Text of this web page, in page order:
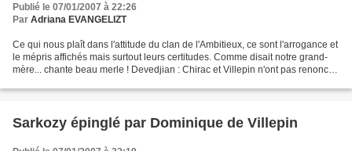
Publié le 07/01/2007 à 22:26
Par Adriana EVANGELIZT
Ce qui nous plaît dans l'attitude du clan de l'Ambitieux, ce sont l'arrogance et
le mépris affichés mais surtout leurs certitudes. Comme disait notre grand-
mère... chante beau merle ! Devedjian : Chirac et Villepin n'ont pas renoncé
Sarkozy épinglé par Dominique de Villepin